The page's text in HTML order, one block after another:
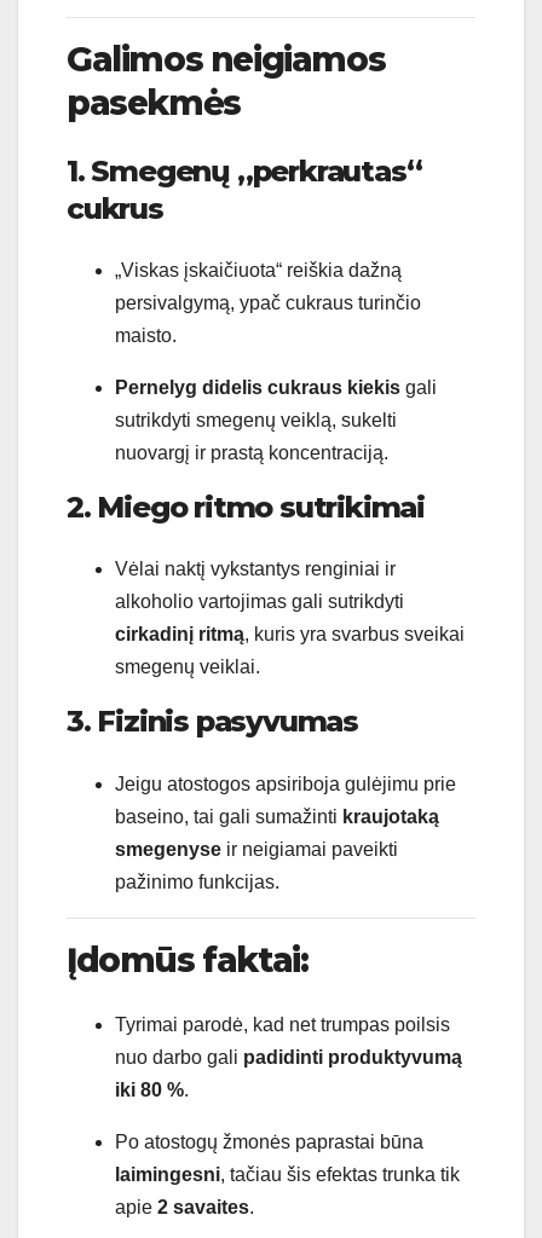
Galimos neigiamos
pasekmės
1. Smegenų „perkrautas“
cukrus
„Viskas įskaičiuota“ reiškia dažną
persivalgymą, ypač cukraus turinčio
maisto.
Pernelyg didelis cukraus kiekis gali
sutrikdyti smegenų veiklą, sukelti
nuovargį ir prastą koncentraciją.
2. Miego ritmo sutrikimai
Vėlai naktį vykstantys renginiai ir
alkoholio vartojimas gali sutrikdyti
cirkadinį ritmą, kuris yra svarbus sveikai
smegenų veiklai.
3. Fizinis pasyvumas
Jeigu atostogos apsiriboja gulėjimu prie
baseino, tai gali sumažinti kraujotaką
smegenyse ir neigiamai paveikti
pažinimo funkcijas.
Įdomūs faktai:
Tyrimai parodė, kad net trumpas poilsis
nuo darbo gali padidinti produktyvumą
iki 80 %.
Po atostogų žmonės paprastai būna
laimingesni, tačiau šis efektas trunka tik
apie 2 savaites.